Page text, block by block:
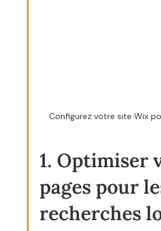
Configurez votre site Wix
1. Optimiser
pages pour
recherches